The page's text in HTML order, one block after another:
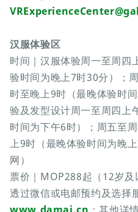
汉服体验区
时间｜汉服体验周一至周四
验时间为晚上7时30分）；
时至晚上9时（最晚体验时
验及发型设计周一至周四上
时间为下午6时）；周五至
上9时（最晚体验时间为晚
网）
票价｜MOP288起（12岁
透过微信或电邮预约及选择